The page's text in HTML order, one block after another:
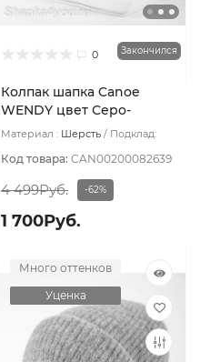
0 Закончился
Колпак шапка Canoe
WENDY цвет Серо-
бежевый
Материал : Шерсть
Подклад:
Код товара: CAN00200082639
4 499Руб. -62%
1 700Руб.
Много оттенков
Уценка